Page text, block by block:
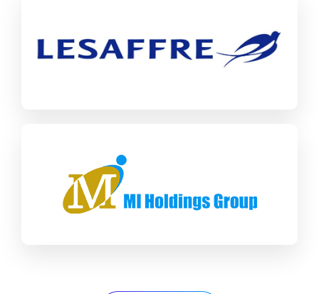
SAP CX
MI Holding
SAP Business One
Industrial Machinery & Components